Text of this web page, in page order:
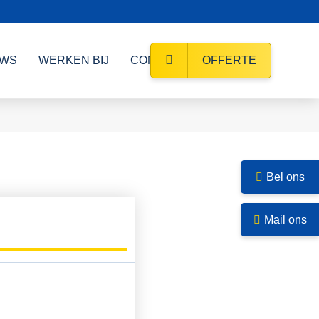
WERKEN BIJ CONTACT OFFERTE
Bel ons
Mail ons